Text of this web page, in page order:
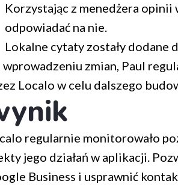
Korzystając z menedżera opinii
odpowiadać na nie.
Lokalne cytaty zostały dodane
wprowadzeniu zmian, Paul
Localo w celu dalszego
regularnie monitorowało
jego działań w aplikacji.
Business i usprawnić